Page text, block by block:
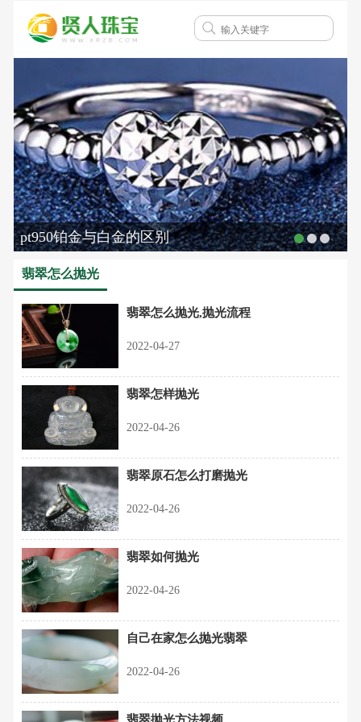
pt950铂金与白金的区别
翡翠怎么抛光
翡翠怎么抛光,抛光流程
2022-04-27
翡翠怎样抛光
2022-04-26
翡翠原石怎么打磨抛光
2022-04-26
翡翠如何抛光
2022-04-26
自己在家怎么抛光翡翠
2022-04-26